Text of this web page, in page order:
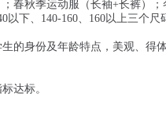
春秋季运动服（长袖+长裤）
以下、140-160、160以上三个尺
的身份及年龄特点，美观、
达标。